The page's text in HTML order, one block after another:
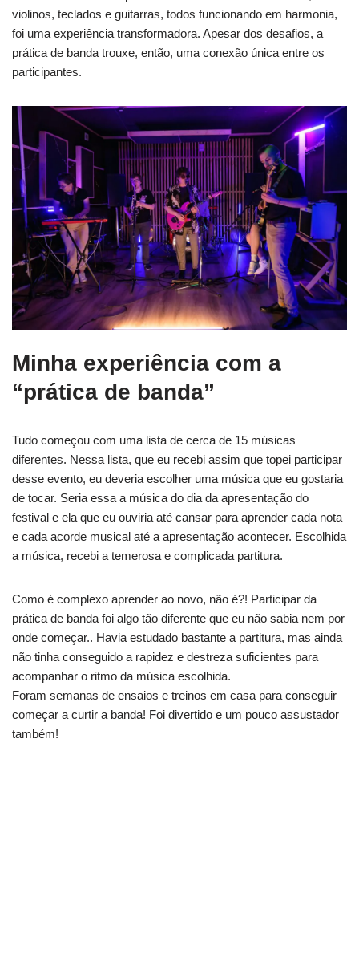
violinos, teclados e guitarras, todos funcionando em harmonia,
foi uma experiência transformadora. Apesar dos desafios, a
prática de banda trouxe, então, uma conexão única entre os
participantes.
Minha experiência com a
“prática de banda”
Tudo começou com uma lista de cerca de 15 músicas
diferentes. Nessa lista, que eu recebi assim que topei participar
desse evento, eu deveria escolher uma música que eu gostaria
de tocar. Seria essa a música do dia da apresentação do
festival e ela que eu ouviria até cansar para aprender cada nota
e cada acorde musical até a apresentação acontecer. Escolhida
a música, recebi a temerosa e complicada partitura.
Como é complexo aprender ao novo, não é?! Participar da
prática de banda foi algo tão diferente que eu não sabia nem por
onde começar.. Havia estudado bastante a partitura, mas ainda
não tinha conseguido a rapidez e destreza suficientes para
acompanhar o ritmo da música escolhida.
Foram semanas de ensaios e treinos em casa para conseguir
começar a curtir a banda! Foi divertido e um pouco assustador
também!